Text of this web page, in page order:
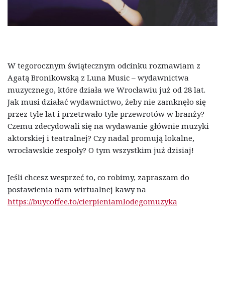
W tegorocznym świątecznym odcinku rozmawiam z
Agatą Bronikowską z Luna Music – wydawnictwa
muzycznego, które działa we Wrocławiu już od 28 lat.
Jak musi działać wydawnictwo, żeby nie zamknęło się
przez tyle lat i przetrwało tyle przewrotów w branży?
Czemu zdecydowali się na wydawanie głównie muzyki
aktorskiej i teatralnej? Czy nadal promują lokalne,
wrocławskie zespoły? O tym wszystkim już dzisiaj!
Jeśli chcesz wesprzeć to, co robimy, zapraszam do
postawienia nam wirtualnej kawy na
https://buycoffee.to/cierpieniamlodegomuzyka